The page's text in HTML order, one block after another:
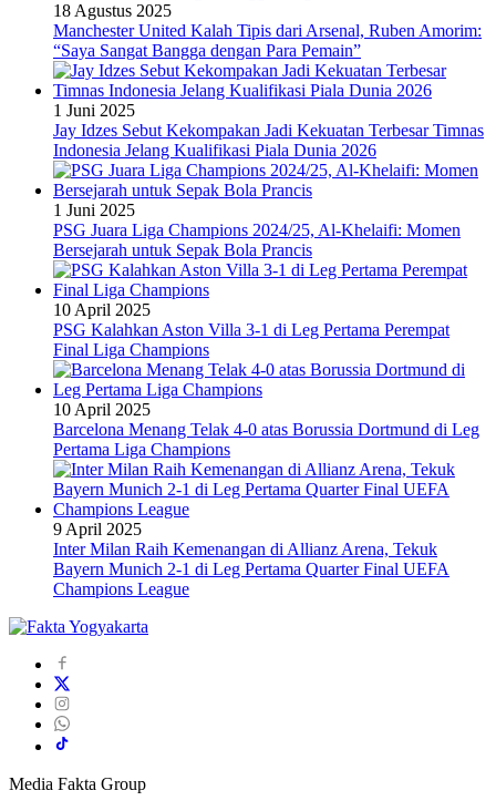
18 Agustus 2025
Manchester United Kalah Tipis dari Arsenal, Ruben Amorim:
“Saya Sangat Bangga dengan Para Pemain”
1 Juni 2025
Jay Idzes Sebut Kekompakan Jadi Kekuatan Terbesar Timnas
Indonesia Jelang Kualifikasi Piala Dunia 2026
1 Juni 2025
PSG Juara Liga Champions 2024/25, Al-Khelaifi: Momen
Bersejarah untuk Sepak Bola Prancis
10 April 2025
PSG Kalahkan Aston Villa 3-1 di Leg Pertama Perempat
Final Liga Champions
10 April 2025
Barcelona Menang Telak 4-0 atas Borussia Dortmund di Leg
Pertama Liga Champions
9 April 2025
Inter Milan Raih Kemenangan di Allianz Arena, Tekuk
Bayern Munich 2-1 di Leg Pertama Quarter Final UEFA
Champions League
Media Fakta Group